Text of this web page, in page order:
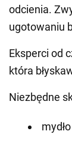
odcienia.
ugotowaniu
Eksperci od
która
Niezbędne